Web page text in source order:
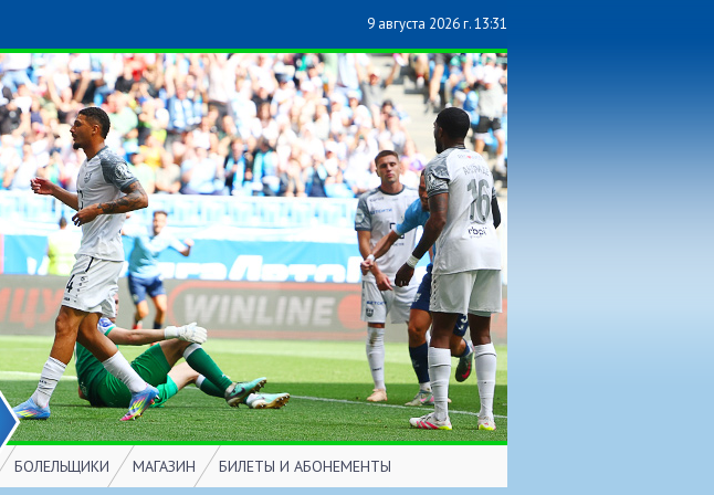
9 августа 2026 г. 13:31
БОЛЕЛЬЩИКИ
МАГАЗИН
БИЛЕТЫ И АБОНЕМЕНТЫ